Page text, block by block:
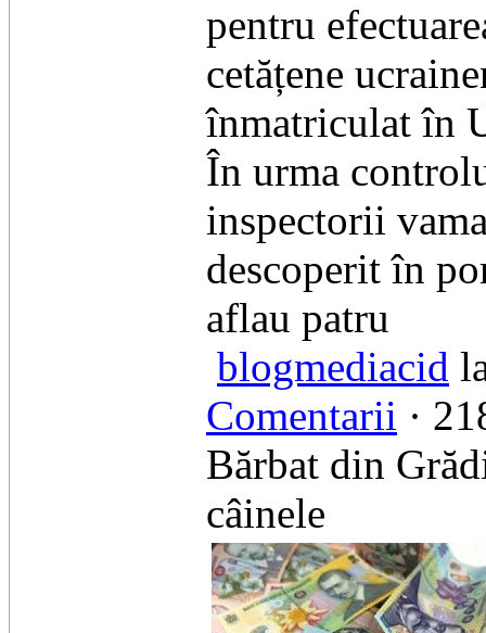
pentru
cetățene
înmatriculat în
În urma
inspectorii
descoperit în
aflau patru
blogmediacid
Comentarii ·
Bărbat din
câinele